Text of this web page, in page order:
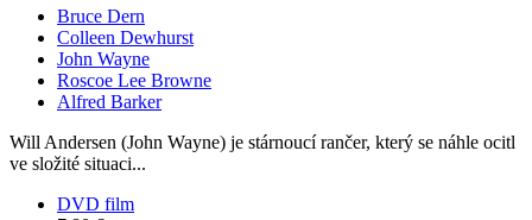
Bruce Dern
Colleen Dewhurst
John Wayne
Roscoe Lee Browne
Alfred Barker
Will Andersen (John Wayne) je stárnoucí rančer, který se náhle ocitl
ve složité situaci...
DVD film